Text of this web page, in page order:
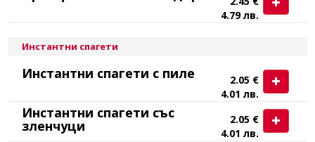
4.79 лв.
Инстантни спагети
Инстантни спагети с пиле
2.05 €
4.01 лв.
Инстантни спагети със
зленчуци
2.05 €
4.01 лв.